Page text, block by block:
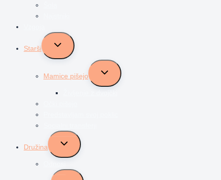
Starši
Toggle
menu
Mamice pišejo
Toggle
menu
Družina
Toggle
menu